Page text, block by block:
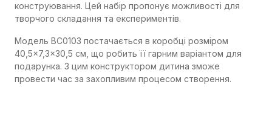
конструювання. Цей набір пропонує можливості для
творчого складання та експериментів.
Модель BC0103 постачається в коробці розміром
40,5×7,3×30,5 см, що робить її гарним варіантом для
подарунка. З цим конструктором дитина зможе
провести час за захопливим процесом створення.